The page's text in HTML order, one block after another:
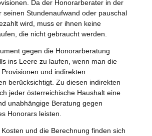
Da der Honorarberater in der
seinen Stundenaufwand oder pauschal
wird, muss er ihnen keine
die nicht gebraucht werden.
gegen die Honorarberatung
ins Leere zu laufen, wenn man die
und indirekten
berücksichtigt. Zu diesen indirekten
jeder österreichische Haushalt eine
unabhängige Beratung gegen
Honorars leisten.
und die Berechnung finden sich